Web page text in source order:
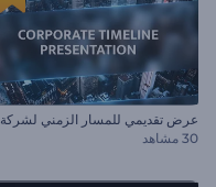
عرض تقديمي للمسار الزمني لشركة
30 مشاهد